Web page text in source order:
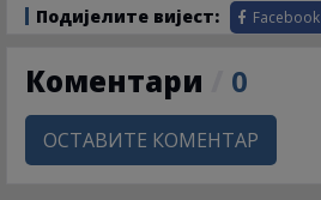
Подијелите вијест: Facebook
Коментари 0
ОСТАВИТЕ КОМЕНТАР